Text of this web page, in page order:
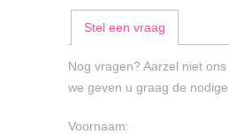
Stel een vraag
Nog vragen? Aarzel niet ons
we geven u graag de nodige
Voornaam: